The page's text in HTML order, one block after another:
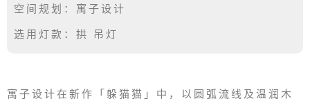
空间规划：寓子设计
选用灯款：拱 吊灯
寓子设计在新作「躲猫猫」中，以圆弧流线及温润木